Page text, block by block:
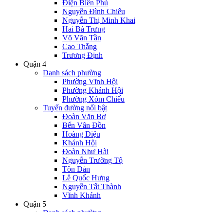
Điện Biên Phủ
Nguyễn Đình Chiểu
Nguyễn Thị Minh Khai
Hai Bà Trưng
Võ Văn Tần
Cao Thắng
Trương Định
Quận 4
Danh sách phường
Phường Vĩnh Hội
Phường Khánh Hội
Phường Xóm Chiếu
Tuyến đường nổi bật
Đoàn Văn Bơ
Bến Vân Đồn
Hoàng Diệu
Khánh Hội
Đoàn Như Hài
Nguyễn Trường Tộ
Tôn Đản
Lê Quốc Hưng
Nguyễn Tất Thành
Vĩnh Khánh
Quận 5